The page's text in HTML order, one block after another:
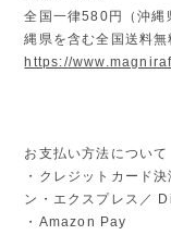
全国一律580円（沖
縄県を含む全国送料無
https://
お支払い方法について
・クレジットカード
ン・エクスプレス／
・Amazon Pay